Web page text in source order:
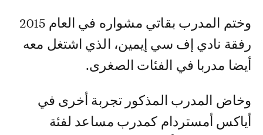
وختم المدرب بقاتي مشواره في العام 2015
رفقة نادي إف سي إيمين، الذي اشتغل معه
أيضا مدربا في الفئات الصغرى.
وخاض المدرب المذكور تجربة أخرى في
أياكس أمستردام كمدرب مساعد لفئة